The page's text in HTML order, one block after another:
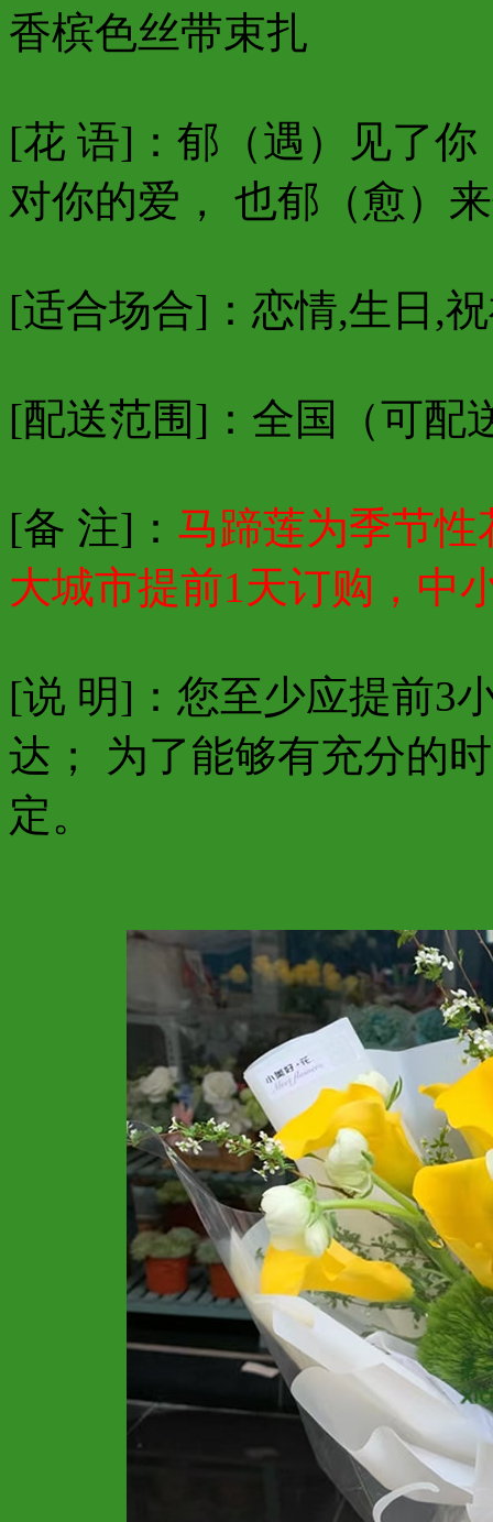
香槟色丝带束扎
[花 语]：郁（遇）见了
对你的爱， 也郁（愈）
[适合场合]：恋情,生日,
[配送范围]： 全国（可配
[备 注]： 马蹄莲为季节性
大城市提前1天订购，中
[说 明]：您至少应提前3
达； 为了能够有充分的
定。